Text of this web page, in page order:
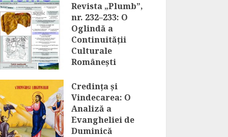
Revista „Plumb”,
nr. 232–233: O
Oglindă a
Continuității
Culturale
Românești
Credința și
Vindecarea: O
Analiză a
Evangheliei de
Duminică